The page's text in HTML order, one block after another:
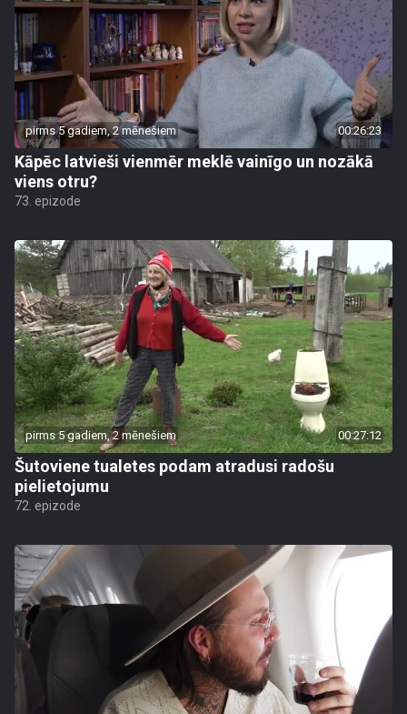
pirms 5 gadiem, 2 mēnešiem 00:26:23
Kāpēc latvieši vienmēr meklē vainīgo un nozākā
viens otru?
73. epizode
pirms 5 gadiem, 2 mēnešiem 00:27:12
Šutoviene tualetes podam atradusi radošu
pielietojumu
72. epizode